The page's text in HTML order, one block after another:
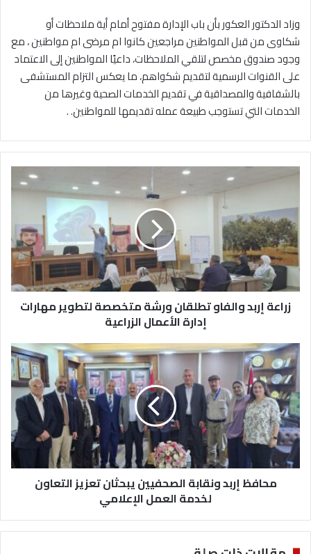
وزاد الدكتور العكور بأن باب الإدارة مفتوح أمام أية ملاحظات أو
شكاوى من قبل المواطنين مراجعين كانوا ام مرضى ام مواطنين ، مع
وجود صندوق مخصص لتلقي الملاحظات، داعيًا المواطنين إلى الاعتماد
على القنوات الرسمية لتقديم شكواهم، ما يعكس التزام المستشفى
بالشفافية والمصداقية في تقديم الخدمات الصحية وغيرها من
الخدمات التي تستوجب طبيعة عمله تقديمها للمواطنين. .
ز
ة
ر
ب
د
ف
ا
و
ت
ط
ل
ق
ا
ن
ة
زراعة إربد والفاو تطلقان ورشة متخصصة لتطوير مهارات
إدارة الأعمال الزراعية
م
ح
ف
ظ
إ
ر
ب
د
ا
محافظ إربد ونقابة الصحفيين يبحثان تعزيز التعاون
لخدمة العمل الإعلامي